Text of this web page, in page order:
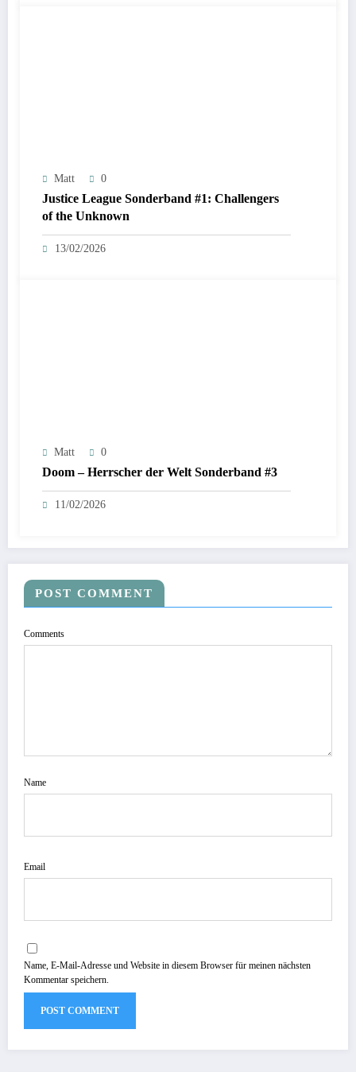
Matt 0
Justice League Sonderband #1: Challengers
of the Unknown
13/02/2026
Matt 0
Doom – Herrscher der Welt Sonderband #3
11/02/2026
POST COMMENT
Comments
Name
Email
Name, E-Mail-Adresse und Website in diesem Browser für meinen nächsten
Kommentar speichern.